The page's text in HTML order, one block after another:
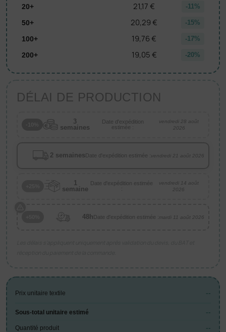
20+ 21,17 € -11%
50+ 20,29 € -15%
100+ 19,76 € -17%
200+ 19,05 € -20%
DÉLAI DE PRODUCTION
3
semaines
Date d'expédition
estimée :
vendredi 28 août
2026
2 semainesDate d'expédition estimée :vendredi 21 août 2026
1
semaine
Date d'expédition estimée
:
vendredi 14 août
2026
48hDate d'expédition estimée :mardi 11 août 2026
Prix unitaire textile --
Sous-total unitaire estimé --
Quantité produit --